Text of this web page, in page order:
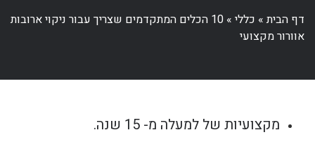
דף הבית» כללי»
10 הכלים המתקדמים שצריך עבור ניקוי ארובות
אוורור מקצועי
מקצועיות של למעלה מ- 15 שנה.